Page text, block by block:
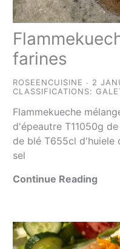
farines
ROSEENCUISINE
2
CLASSIFICATIONS:
Flammekueche
d'épeautre T11050g
de blé T655cl d'huiele
sel
Continue Reading